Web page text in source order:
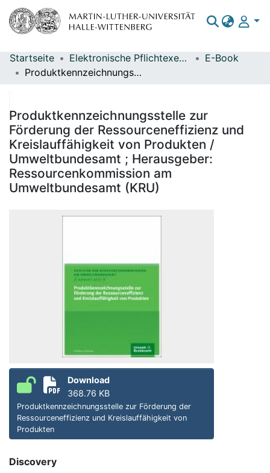
Bereiche & Sammlungen
Statistiken
Startseite Elektronische Pflichtexemplare
E-Book
Produktkennzeichnungsstelle zur Förderung der Ressourceneffizienz und Kreislauffähigkeit von Produkten / Umweltbundesamt ; Herausgeber: Ressourcenkommission am Umweltbundesamt (KRU)
Produktkennzeichnungsstelle zur
Förderung der Ressourceneffizienz und
Kreislauffähigkeit von Produkten /
Umweltbundesamt ; Herausgeber:
Ressourcenkommission am
Umweltbundesamt (KRU)
Download
368.76 KB
Produktkennzeichnungsstelle zur Förderung der
Ressourceneffizienz und Kreislauffähigkeit von
Produkten
Discovery